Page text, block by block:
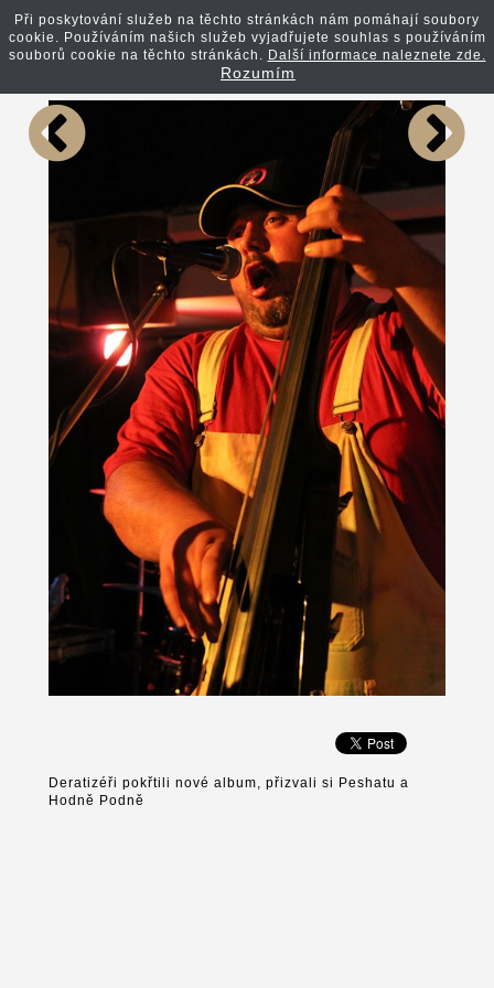
Zpět na článek
Deratizéři pokřtili nové album, přizvali si Peshatu a
Hodně Podně
Při poskytování služeb na těchto stránkách nám pomáhají soubory
cookie. Používáním našich služeb vyjadřujete souhlas s používáním
souborů cookie na těchto stránkách. Další informace naleznete zde.
Rozumím